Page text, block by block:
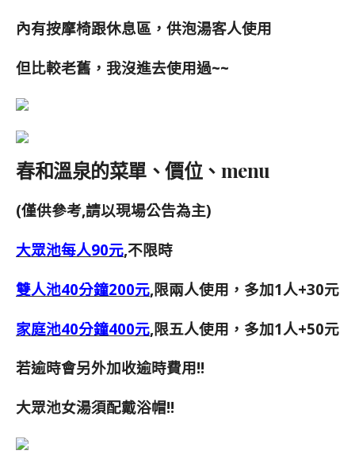
內有按摩椅跟休息區，供泡湯客人使用
但比較老舊，我沒進去使用過~~
春和溫泉的菜單、價位、menu
(僅供參考,請以現場公告為主)
大眾池每人90元,不限時
雙人池40分鐘200元,限兩人使用，多加1人+30元
家庭池40分鐘400元,限五人使用，多加1人+50元
若逾時會另外加收逾時費用!!
大眾池女湯須配戴浴帽!!